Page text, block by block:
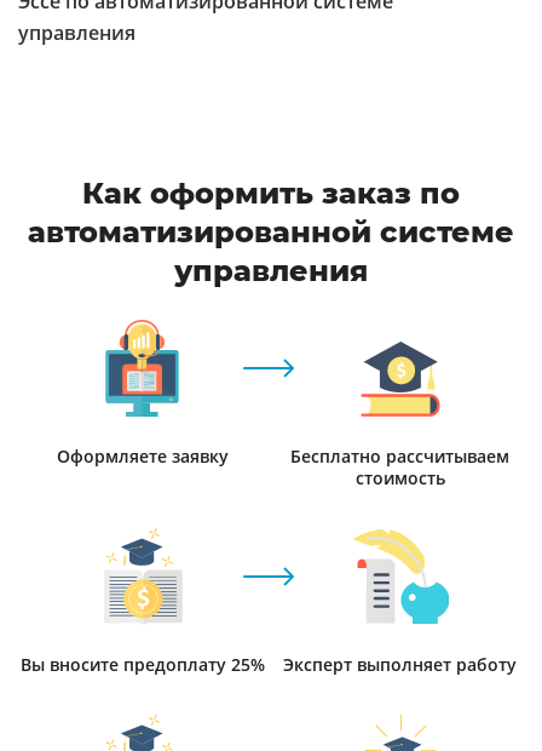
управления
Как оформить заказ по
автоматизированной системе
управления
Оформляете заявку
Бесплатно рассчитываем
стоимость
Вы вносите предоплату 25% Эксперт выполняет работу